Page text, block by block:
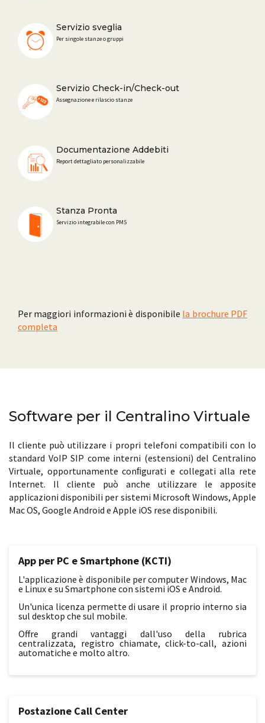
Servizio sveglia
Per singole stanze o gruppi
Servizio Check-in/Check-out
Assegnazione e rilascio stanze
Documentazione Addebiti
Report dettagliato personalizzabile
Stanza Pronta
Servizio integrabile con PMS
Per maggiori informazioni è disponibile la brochure PDF
completa
Software per il Centralino Virtuale
Il cliente può utilizzare i propri telefoni compatibili con lo
standard VoIP SIP come interni (estensioni) del Centralino
Virtuale, opportunamente conﬁgurati e collegati alla rete
Internet. Il cliente può anche utilizzare le apposite
applicazioni disponibili per sistemi Microsoft Windows, Apple
Mac OS, Google Android e Apple iOS rese disponibili.
App per PC e Smartphone (KCTI)
L'applicazione è disponibile per computer Windows, Mac
e Linux e su Smartphone con sistemi iOS e Android.
Un'unica licenza permette di usare il proprio interno sia
sul desktop che sul mobile.
Offre grandi vantaggi dall'uso della rubrica
centralizzata, registro chiamate, click-to-call, azioni
automatiche e molto altro.
Postazione Call Center